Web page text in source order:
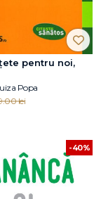
pentru noi,
Popa
lei
-40%